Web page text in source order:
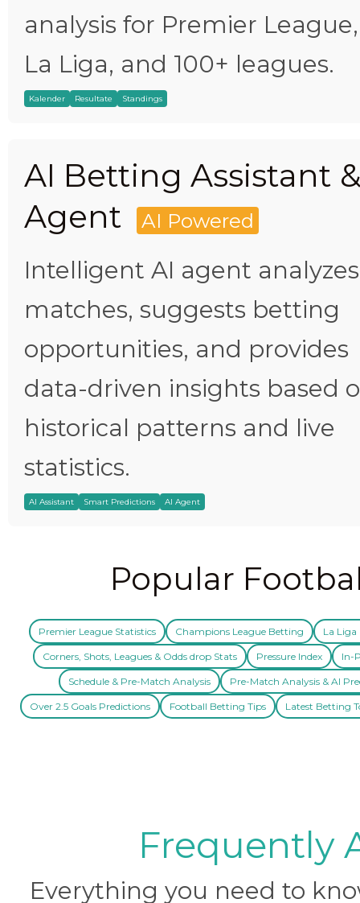
analysis for Premier League,
La Liga, and 100+ leagues.
Kalender Resultate Standings
AI Betting Assistant
Agent
AI Powered
Intelligent AI agent analyzes
matches, suggests betting
opportunities, and provides
data-driven insights based
historical patterns and live
statistics.
AI Assistant Smart Predictions AI Agent
Popular
Premier League Statistics Champions League Betting La Liga
Corners, Shots, Leagues & Odds drop Stats Pressure Index In-
Schedule & Pre-Match Analysis Pre-Match Analysis & AI
Over 2.5 Goals Predictions Football Betting Tips Latest Betting
Frequently
Everything you need to